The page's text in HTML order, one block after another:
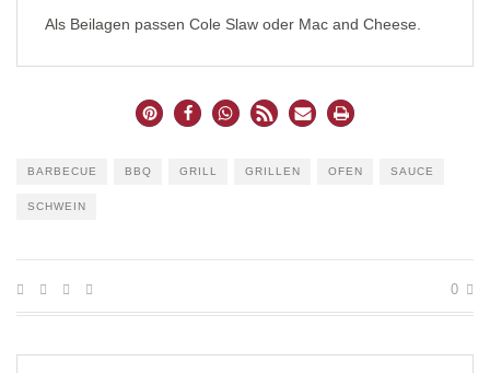
Als Beilagen passen Cole Slaw oder Mac and Cheese.
BARBECUE BBQ GRILL GRILLEN OFEN SAUCE
SCHWEIN
0